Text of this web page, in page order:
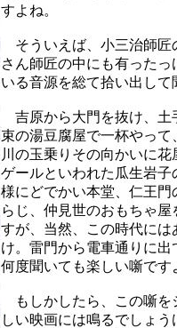
すよね。
そういえば、小三治師匠
さん師匠の中にも有った
いる音源を総て拾い出し
吉原から大門を抜け、土
束の湯豆腐屋で一杯やっ
川の玉乗りその向かいに
ゲールといわれた瓜生岩
様にどでかい本堂、仁王
らじ、仲見世のおもちゃ
すが、当然、この時代に
け。雷門から電車通りに
何度聞いても楽しい噺です
もしかしたら、この噺を
しい映画には鳴るでしょ